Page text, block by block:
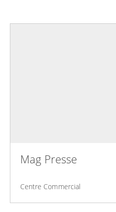
Mag Presse
Centre Commercial